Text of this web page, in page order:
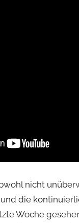
nicht
die
Woche